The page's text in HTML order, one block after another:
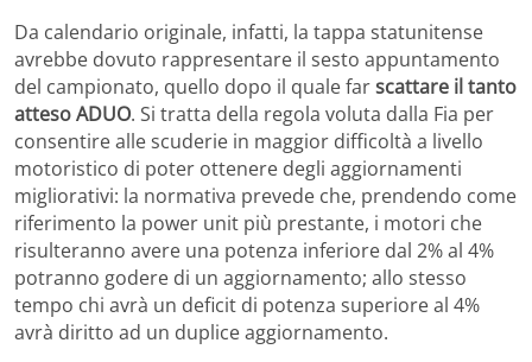
Da calendario originale, infatti, la tappa statunitense
avrebbe dovuto rappresentare il sesto appuntamento
del campionato, quello dopo il quale farscattare il tanto
atteso ADUO. Si tratta della regola voluta dalla Fia per
consentire alle scuderie in maggior difficoltà a livello
motoristico di poter ottenere degli aggiornamenti
migliorativi: la normativa prevede che, prendendo come
riferimento la power unit più prestante, i motori che
risulteranno avere una potenza inferiore dal 2% al 4%
potranno godere di un aggiornamento; allo stesso
tempo chi avrà un deficit di potenza superiore al 4%
avrà diritto ad un duplice aggiornamento.